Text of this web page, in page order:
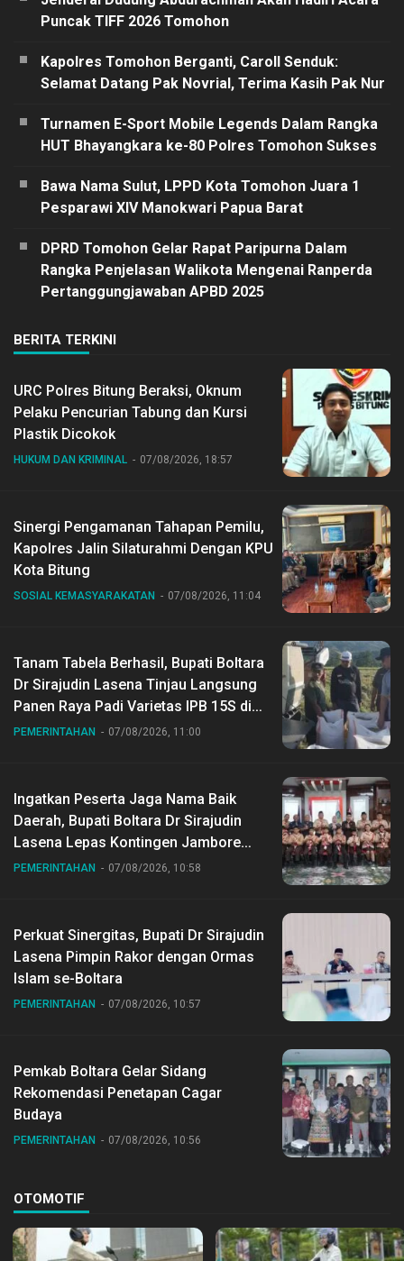
Puncak TIFF 2026 Tomohon
Kapolres Tomohon Berganti, Caroll Senduk:
Selamat Datang Pak Novrial, Terima Kasih Pak Nur
Turnamen E-Sport Mobile Legends Dalam Rangka
HUT Bhayangkara ke-80 Polres Tomohon Sukses
Bawa Nama Sulut, LPPD Kota Tomohon Juara 1
Pesparawi XIV Manokwari Papua Barat
DPRD Tomohon Gelar Rapat Paripurna Dalam
Rangka Penjelasan Walikota Mengenai Ranperda
Pertanggungjawaban APBD 2025
BERITA TERKINI
URC Polres Bitung Beraksi, Oknum
Pelaku Pencurian Tabung dan Kursi
Plastik Dicokok
HUKUM DAN KRIMINAL 07/08/2026, 18:57
Sinergi Pengamanan Tahapan Pemilu,
Kapolres Jalin Silaturahmi Dengan KPU
Kota Bitung
SOSIAL KEMASYARAKATAN 07/08/2026, 11:04
Tanam Tabela Berhasil, Bupati Boltara
Dr Sirajudin Lasena Tinjau Langsung
Panen Raya Padi Varietas IPB 15S di
Desa Gihang
PEMERINTAHAN 07/08/2026, 11:00
Ingatkan Peserta Jaga Nama Baik
Daerah, Bupati Boltara Dr Sirajudin
Lasena Lepas Kontingen Jambore
Nasional ke XII di Buperta Cibubur
PEMERINTAHAN 07/08/2026, 10:58
Perkuat Sinergitas, Bupati Dr Sirajudin
Lasena Pimpin Rakor dengan Ormas
Islam se-Boltara
PEMERINTAHAN 07/08/2026, 10:57
Pemkab Boltara Gelar Sidang
Rekomendasi Penetapan Cagar
Budaya
PEMERINTAHAN 07/08/2026, 10:56
OTOMOTIF